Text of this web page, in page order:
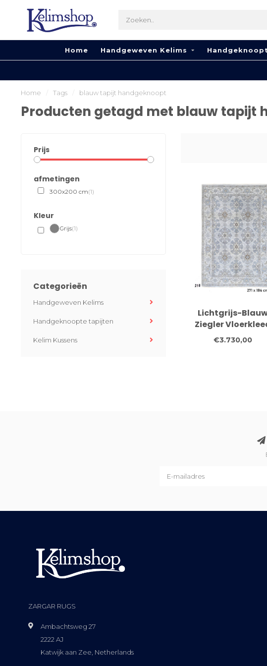
Home Handgeweven Kelims
Home Tags blauw tapijt handgeknoopt
Producten getagd met blauw tapijt
Prijs
afmetingen
300x200 cm(1)
Kleur
Grijs(1)
Categorieën
Handgeweven Kelims
Handgeknoopte tapijten
Kelim Kussens
Lichtgrijs-
Ziegler
271x184cm -
Handgeknoopt
€3.730,00
ZARGAR RUGS
Ambachtsweg 27
2222 AJ
Katwijk aan Zee, Netherlands